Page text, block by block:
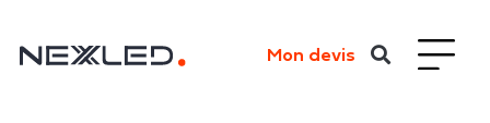
Mon devis